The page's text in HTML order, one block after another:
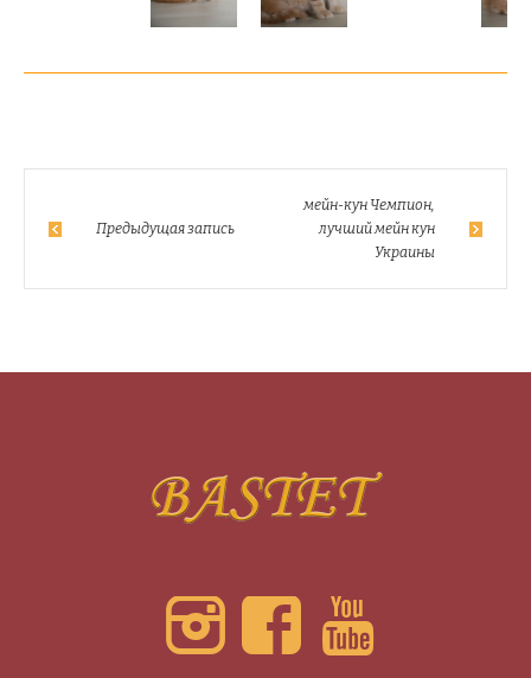
Предыдущая запись
мейн-кун Чемпион,
лучший мейн кун
Украины